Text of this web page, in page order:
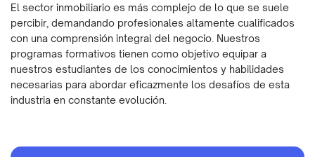
El sector inmobiliario es más complejo de lo que se suele
percibir, demandando profesionales altamente cualificados
con una comprensión integral del negocio. Nuestros
programas formativos tienen como objetivo equipar a
nuestros estudiantes de los conocimientos y habilidades
necesarias para abordar eficazmente los desafíos de esta
industria en constante evolución.